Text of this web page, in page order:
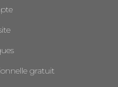
gratuit